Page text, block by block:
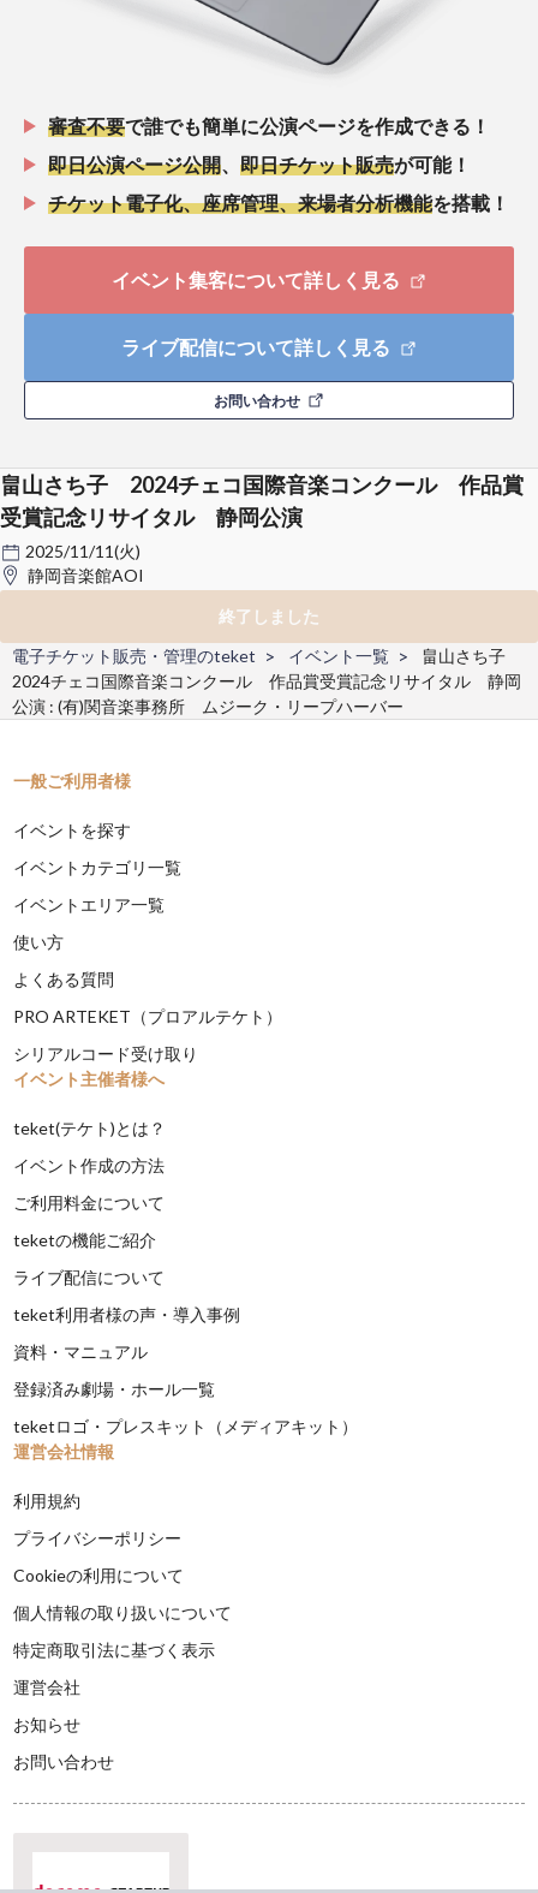
審査不要で誰でも簡単に公演ページを作成できる！
即日公演ページ公開
即日チケット販売が可能！
チケット電子化、座席管理、来場者分析機能を搭載！
イベント集客について詳しく見る
ライブ配信について詳しく見る
お問い合わせ
畠山さち子 2024チェコ国際音楽コンクール 作品賞
受賞記念リサイタル 静岡公演
2025/11/11(火)
静岡音楽館AOI
終了しました
電子チケット販売・管理のteket
イベント一覧
畠山さち子
2024チェコ国際音楽コンクール 作品賞受賞記念リサイタル 静岡
公演 : (有)関音楽事務所 ムジーク・リープハーバー
一般ご利用者様
イベントを探す
イベントカテゴリ一覧
イベントエリア一覧
使い方
よくある質問
PRO ARTEKET（プロアルテケト）
シリアルコード受け取り
イベント主催者様へ
teket(テケト)とは？
イベント作成の方法
ご利用料金について
teketの機能ご紹介
ライブ配信について
teket利用者様の声・導入事例
資料・マニュアル
登録済み劇場・ホール一覧
teketロゴ・プレスキット（メディアキット）
運営会社情報
利用規約
プライバシーポリシー
Cookieの利用について
個人情報の取り扱いについて
特定商取引法に基づく表示
運営会社
お知らせ
お問い合わせ